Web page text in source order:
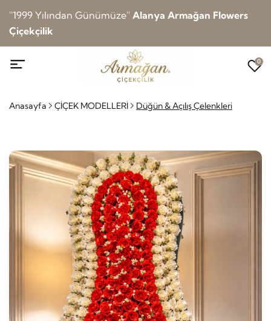
''1999 Yılından Günümüze'' Alanya Armağan Flowers
Çiçekçilik
0
Anasayfa ÇİÇEK MODELLERİ Düğün & Açılış Çelenkleri